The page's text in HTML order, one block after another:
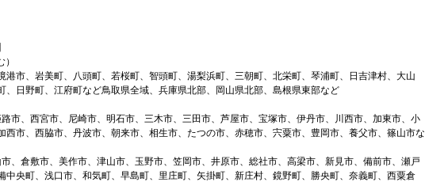
港市、岩美町、八頭町、若桜町、智頭町、湯梨浜町、三朝町、北栄町、琴浦町、日吉津村、大山
、日野町、江府町など鳥取県全域、兵庫県北部、岡山県北部、島根県東部など
路市、西宮市、尼崎市、明石市、三木市、三田市、芦屋市、宝塚市、伊丹市、川西市、加東市、小
西市、西脇市、丹波市、朝来市、相生市、たつの市、赤穂市、宍粟市、豊岡市、養父市、篠山市な
市、倉敷市、美作市、津山市、玉野市、笠岡市、井原市、総社市、高梁市、新見市、備前市、瀬戸
中央町、浅口市、和気町、早島町、里庄町、矢掛町、新庄村、鏡野町、勝央町、奈義町、西粟倉